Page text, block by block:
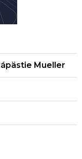
Mueller